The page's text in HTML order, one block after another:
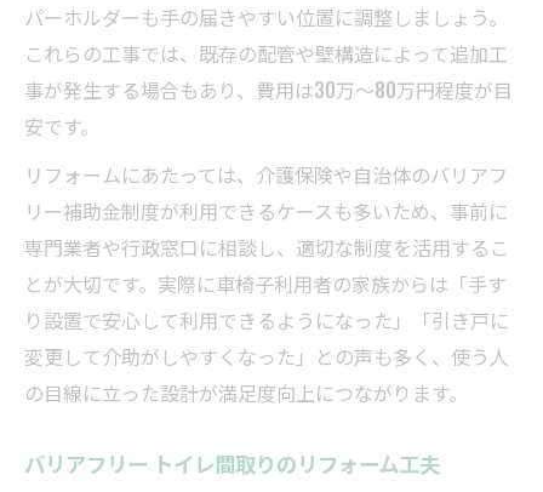
パーホルダーも手の届きやすい位置に調整しましょう。
これらの工事では、既存の配管や壁構造によって追加工
事が発生する場合もあり、費用は30万～80万円程度が目
安です。
リフォームにあたっては、介護保険や自治体のバリアフ
リー補助金制度が利用できるケースも多いため、事前に
専門業者や行政窓口に相談し、適切な制度を活用するこ
とが大切です。実際に車椅子利用者の家族からは「手す
り設置で安心して利用できるようになった」「引き戸に
変更して介助がしやすくなった」との声も多く、使う人
の目線に立った設計が満足度向上につながります。
バリアフリー トイレ間取りのリフォーム工夫